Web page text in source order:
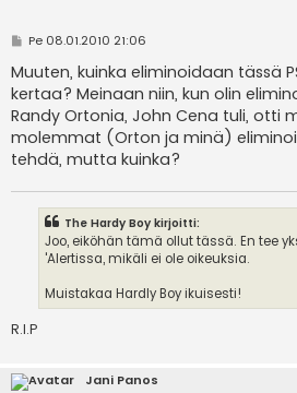
V
e
s
t
i
Pe 08.01.2010 21:06
Muuten, kuinka eliminoidaan tässä
kertaa? Meinaan niin, kun olin
Randy Ortonia, John Cena tuli, otti
molemmat (Orton ja minä)
tehdä, mutta kuinka?
The Hardy Boy kirjoitti:
Joo, eiköhän tämä ollut tässä. En tee
'Alertissa, mikäli ei ole oikeuksia.
Muistakaa Hardly Boy ikuisesti!
R.I.P
Jani Panos